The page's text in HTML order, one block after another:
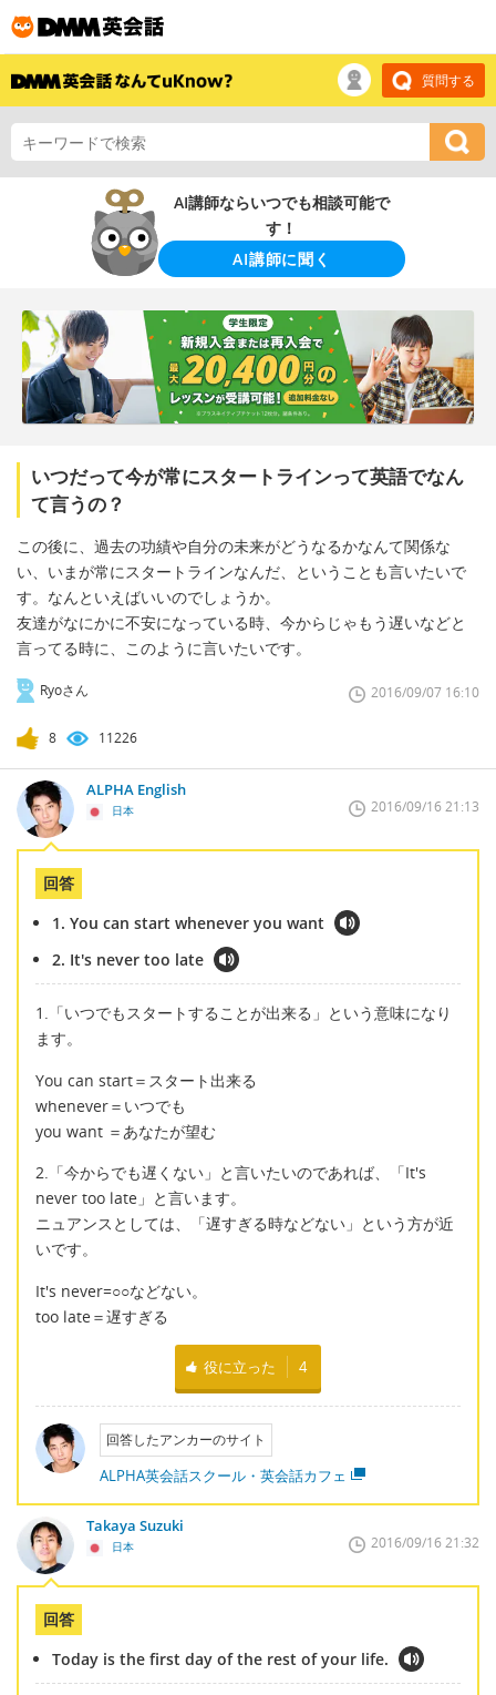
質問する
AI講師ならいつでも相談可能で
す！
AI講師に聞く
いつだって今が常にスタートラインって英語でなん
て言うの？
この後に、過去の功績や自分の未来がどうなるかなんて関係な
い、いまが常にスタートラインなんだ、ということも言いたいで
す。なんといえばいいのでしょうか。
友達がなにかに不安になっている時、今からじゃもう遅いなどと
言ってる時に、このように言いたいです。
Ryoさん 2016/09/07 16:10
8 11226
ALPHA English
日本 2016/09/16 21:13
回答
1. You can start whenever you want
2. It's never too late
1.「いつでもスタートすることが出来る」という意味になり
ます。
You can start＝スタート出来る
whenever＝いつでも
you want ＝あなたが望む
2.「今からでも遅くない」と言いたいのであれば、「It's
never too late」と言います。
ニュアンスとしては、「遅すぎる時などない」という方が近
いです。
It's never=○○などない。
too late＝遅すぎる
役に立った 4
回答したアンカーのサイト
ALPHA英会話スクール・英会話カフェ
Takaya Suzuki
日本 2016/09/16 21:32
回答
Today is the first day of the rest of your life.